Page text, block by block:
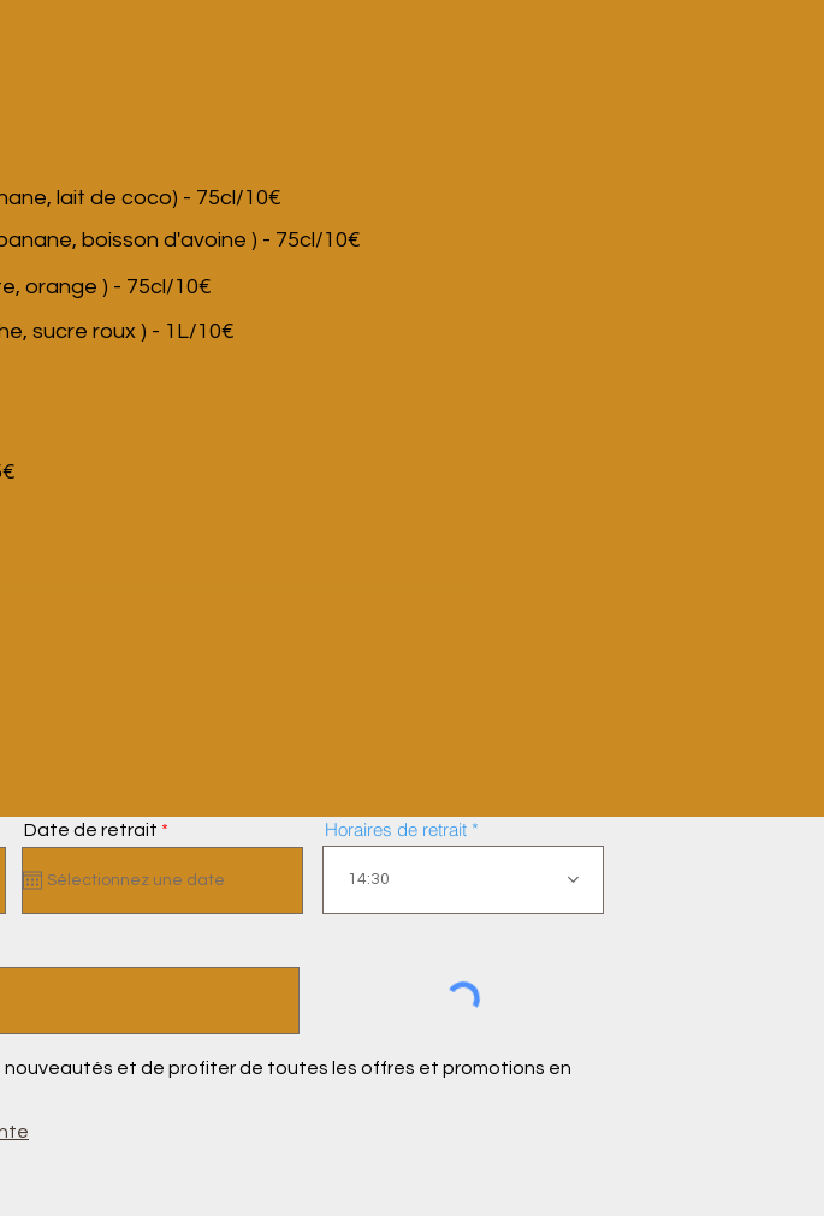
lait de coco) - 75cl/10€
boisson d'avoine ) - 75cl/10€
orange ) - 75cl/10€
sucre roux ) - 1L/10€
Date de retrait *
e
u
d
Horaires de retrait
14:30
et de profiter de toutes les offres et promotions en